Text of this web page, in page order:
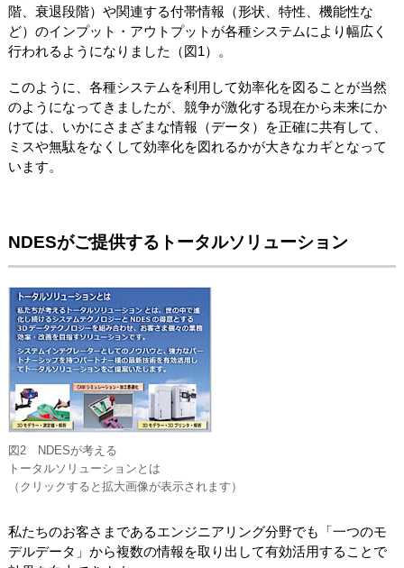
階、衰退段階）や関連する付帯情報（形状、特性、機能性な
ど）のインプット・アウトプットが各種システムにより幅広く
行われるようになりました（図1）。
このように、各種システムを利用して効率化を図ることが当然
のようになってきましたが、競争が激化する現在から未来にか
けては、いかにさまざまな情報（データ）を正確に共有して、
ミスや無駄をなくして効率化を図れるかが大きなカギとなって
います。
NDESがご提供するトータルソリューション
図2 NDESが考える
トータルソリューションとは
（クリックすると拡大画像が表示されます）
私たちのお客さまであるエンジニアリング分野でも「一つのモ
デルデータ」から複数の情報を取り出して有効活用することで